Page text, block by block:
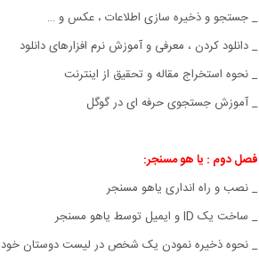
_ جستجو و ذخیره سازی اطلاعات ، عکس و …
_ دانلود کردن ، معرفی و آموزش نرم افزارهای دانلود
_ نحوه استخراج مقاله و تحقیق از اینترنت
_ آموزش جستجوی حرفه ای در گوگل
فصل دوم : یا هو مسنجر:
_ نصب و راه انداری یاهو مسنجر
_ ساخت یک ID و ایمیل توسط یاهو مسنجر
_ نحوه ذخیره نمودن یک شخص در لیست دوستان خود